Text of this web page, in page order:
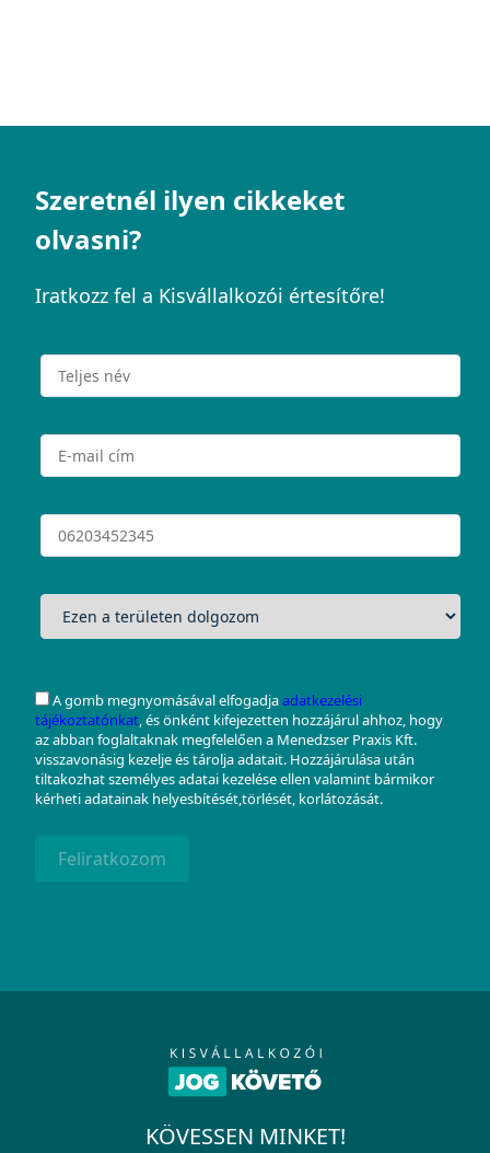
Szeretnél ilyen cikkeket
olvasni?
Iratkozz fel a Kisvállalkozói értesítőre!
A gomb megnyomásával elfogadjaadatkezelési
tájékoztatónkat, és önként kifejezetten hozzájárul ahhoz, hogy
az abban foglaltaknak megfelelően a Menedzser Praxis Kft.
visszavonásig kezelje és tárolja adatait. Hozzájárulása után
tiltakozhat személyes adatai kezelése ellen valamint bármikor
kérheti adatainak helyesbítését,törlését, korlátozását.
Feliratkozom
KÖVESSEN MINKET!